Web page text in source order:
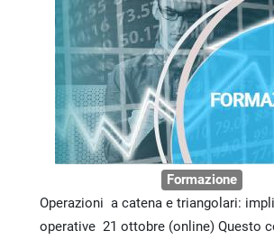
Formazione
Operazioni a catena e triangolari:
operative 21 ottobre (online) Questo